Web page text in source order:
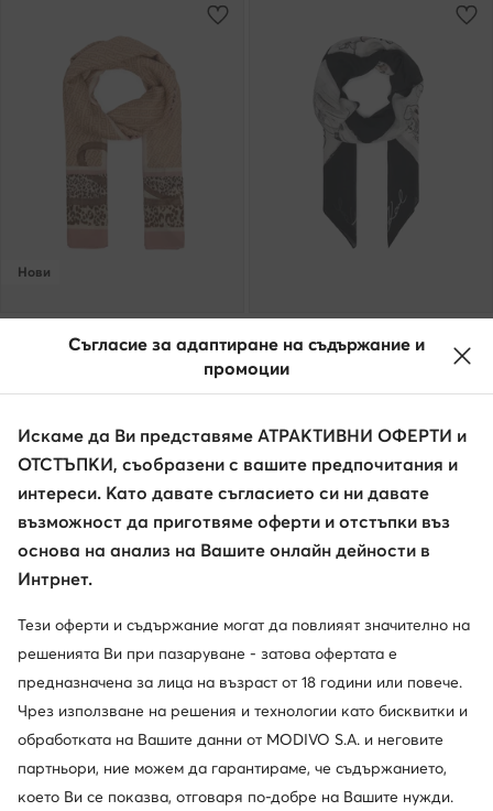
Нови
Шал · Бежов
Бандана · Тъмносив
Фишу · Черен
Шал · Черен
Съгласие за адаптиране на съдържание и
промоции
Искаме да Ви представяме АТРАКТИВНИ ОФЕРТИ и
ОТСТЪПКИ, съобразени с вашите предпочитания и
интереси. Като давате съгласието си ни давате
възможност да приготвяме оферти и отстъпки въз
основа на анализ на Вашите онлайн дейности в
Интрнет.
Тези оферти и съдържание могат да повлияят значително на
решенията Ви при пазаруване - затова офертата е
предназначена за лица на възраст от 18 години или повече.
Чрез използване на решения и технологии като бисквитки и
обработката на Вашите данни от MODIVO S.A. и неговите
партньори, ние можем да гарантираме, че съдържанието,
което Ви се показва, отговаря по-добре на Вашите нужди.